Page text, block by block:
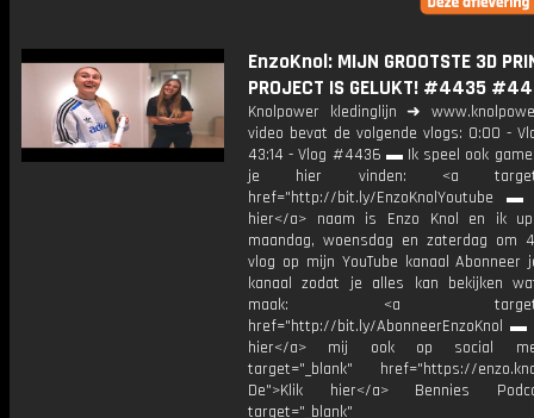
EnzoKnol: MIJN GROOTSTE 3D
PROJECT IS GELUKT! #4435
Knolpower kledinglijn ➜
video bevat de volgende vlogs: 0:00 -
43:14 - Vlog #4436 ▬ Ik speel ook
je hier vinden: <a
href="http://bit.ly/EnzoKnolYoutube ▬
hier</a> naam is Enzo Knol en ik
maandag, woensdag en zaterdag om
vlog op mijn YouTube kanaal Abonneer
kanaal zodat je alles kan bekijken
maak: <a
href="http://bit.ly/AbonneerEnzoKnol ▬
hier</a> mij ook op social
target="_blank" href="https://
De">Klik hier</a> Bennies
target="_blank"